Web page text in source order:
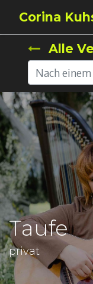
Corina
Alle
Taufe
privat